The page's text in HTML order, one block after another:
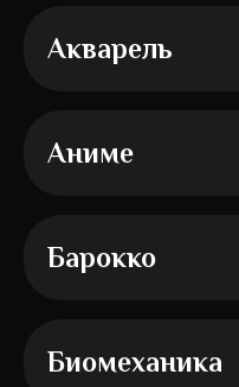
Акварель
Аниме
Барокко
Биомеханика